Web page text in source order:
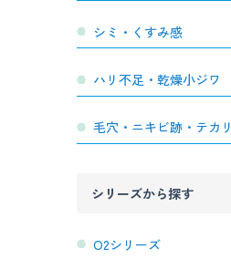
シミ・くすみ感
ハリ不足・乾燥小ジワ
毛穴・ニキビ跡・テカリ
シリーズから探す
O2シリーズ